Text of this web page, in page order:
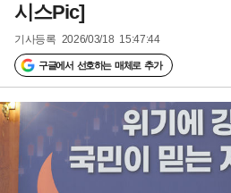
시스Pic]
기사등록 2026/03/18 15:47:44
구글에서 선호하는 매체로 추가